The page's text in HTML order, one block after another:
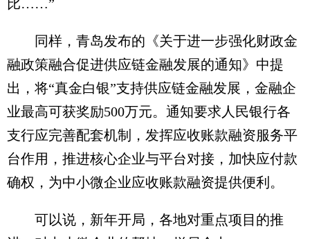
比……”
同样，青岛发布的《关于进一步强化财政金
融政策融合促进供应链金融发展的通知》中提
出，将“真金白银”支持供应链金融发展，金融企
业最高可获奖励500万元。通知要求人民银行各
支行应完善配套机制，发挥应收账款融资服务平
台作用，推进核心企业与平台对接，加快应付款
确权，为中小微企业应收账款融资提供便利。
可以说，新年开局，各地对重点项目的推